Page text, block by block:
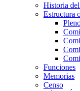
Historia
Estructura
Funciones
Memorias
Censo